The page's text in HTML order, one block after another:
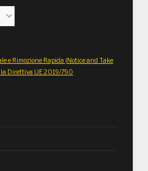
e Rimozione Rapida (Notice and Take
Direttiva UE 2019/790